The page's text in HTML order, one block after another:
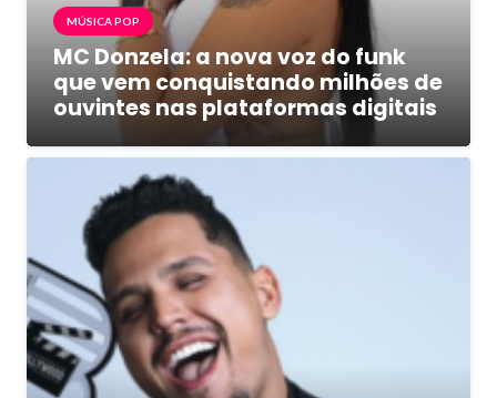
MÚSICA POP
MC Donzela: a nova voz do funk
que vem conquistando milhões de
ouvintes nas plataformas digitais